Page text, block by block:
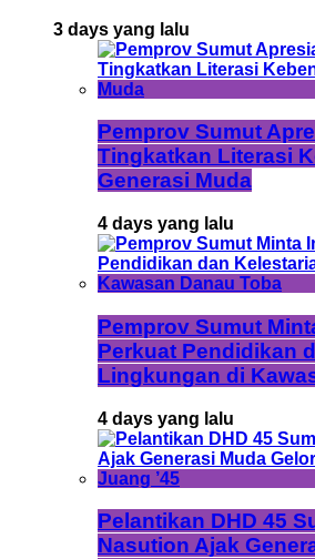
3 days yang lalu
Pemprov Sumut
Tingkatkan Literasi
Generasi Muda
4 days yang lalu
Pemprov Sumut
Perkuat Pendidikan
Lingkungan di
4 days yang lalu
Pelantikan DHD 45
Nasution Ajak